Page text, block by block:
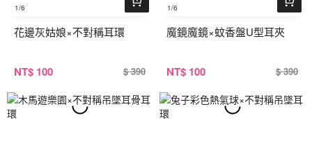
1/6
花邊灰姑娘×不對稱耳環
NT$ 100 $ 390
1/6
魔鏡魔鏡×蚊香盤U型耳夾
NT$ 100 $ 390